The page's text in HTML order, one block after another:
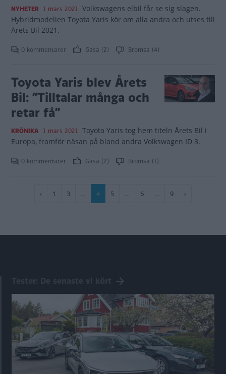
NYHETER 1 mars 2021 Volkswagens elbil får se sig slagen.
Hybridmodellen Toyota Yaris kör om alla andra och utses till
Årets Bil 2021.
0 kommentarer Gasa (2) Bromsa (4)
Toyota Yaris blev Årets
Bil: ”Tilltalar många och
retar få”
KRÖNIKA 1 mars 2021 Toyota Yaris tog hem titeln Årets Bil i
Europa, framför näsan på bland andra Volkswagen ID 3.
0 kommentarer Gasa (2) Bromsa (1)
Paginering
Föregående
‹ Sida
1 Sida
3 …
Nuvarande
4 Sida
5 … Sida
6 … Sida
9
Nästa
›